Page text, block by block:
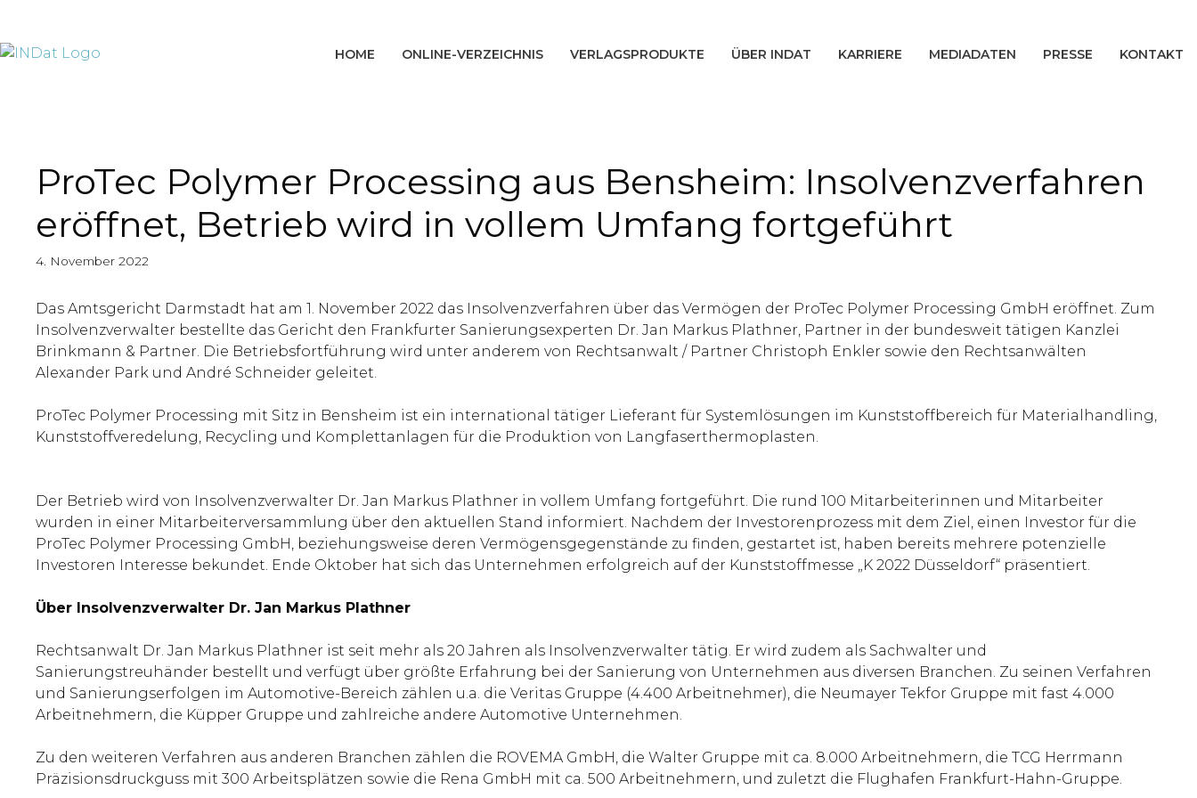
HOME ONLINE-VERZEICHNIS VERLAGSPRODUKTE ÜBER INDAT KARRIERE MEDIADATEN PRESSE KONTAKT
ProTec Polymer Processing aus Bensheim: Insolvenzverfahren
eröffnet, Betrieb wird in vollem Umfang fortgeführt
4. November 2022
Das Amtsgericht Darmstadt hat am 1. November 2022 das Insolvenzverfahren über das Vermögen der ProTec Polymer Processing GmbH eröffnet. Zum
Insolvenzverwalter bestellte das Gericht den Frankfurter Sanierungsexperten Dr. Jan Markus Plathner, Partner in der bundesweit tätigen Kanzlei
Brinkmann & Partner. Die Betriebsfortführung wird unter anderem von Rechtsanwalt / Partner Christoph Enkler sowie den Rechtsanwälten
Alexander Park und André Schneider geleitet.
ProTec Polymer Processing mit Sitz in Bensheim ist ein international tätiger Lieferant für Systemlösungen im Kunststoffbereich für Materialhandling,
Kunststoffveredelung, Recycling und Komplettanlagen für die Produktion von Langfaserthermoplasten.
Der Betrieb wird von Insolvenzverwalter Dr. Jan Markus Plathner in vollem Umfang fortgeführt. Die rund 100 Mitarbeiterinnen und Mitarbeiter
wurden in einer Mitarbeiterversammlung über den aktuellen Stand informiert. Nachdem der Investorenprozess mit dem Ziel, einen Investor für die
ProTec Polymer Processing GmbH, beziehungsweise deren Vermögensgegenstände zu finden, gestartet ist, haben bereits mehrere potenzielle
Investoren Interesse bekundet. Ende Oktober hat sich das Unternehmen erfolgreich auf der Kunststoffmesse „K 2022 Düsseldorf“ präsentiert.
Über Insolvenzverwalter Dr. Jan Markus Plathner
Rechtsanwalt Dr. Jan Markus Plathner ist seit mehr als 20 Jahren als Insolvenzverwalter tätig. Er wird zudem als Sachwalter und
Sanierungstreuhänder bestellt und verfügt über größte Erfahrung bei der Sanierung von Unternehmen aus diversen Branchen. Zu seinen Verfahren
und Sanierungserfolgen im Automotive-Bereich zählen u.a. die Veritas Gruppe (4.400 Arbeitnehmer), die Neumayer Tekfor Gruppe mit fast 4.000
Arbeitnehmern, die Küpper Gruppe und zahlreiche andere Automotive Unternehmen.
Zu den weiteren Verfahren aus anderen Branchen zählen die ROVEMA GmbH, die Walter Gruppe mit ca. 8.000 Arbeitnehmern, die TCG Herrmann
Präzisionsdruckguss mit 300 Arbeitsplätzen sowie die Rena GmbH mit ca. 500 Arbeitnehmern, und zuletzt die Flughafen Frankfurt-Hahn-Gruppe.